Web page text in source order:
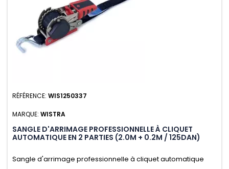
RÉFÉRENCE: WIS1250337
MARQUE: WISTRA
SANGLE D'ARRIMAGE PROFESSIONNELLE À CLIQUET
AUTOMATIQUE EN 2 PARTIES (2.0M + 0.2M / 125DAN)
Sangle d'arrimage professionnelle à cliquet automatique